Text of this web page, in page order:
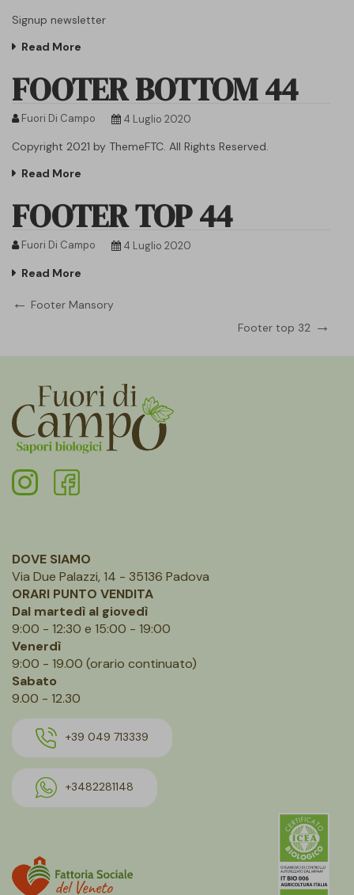
Signup newsletter
Read More
FOOTER BOTTOM 44
Fuori Di Campo 4 Luglio 2020
Copyright 2021 by ThemeFTC. All Rights Reserved.
Read More
FOOTER TOP 44
Fuori Di Campo 4 Luglio 2020
Read More
Navigazione
articoli
Previous
Footer Mansory
Footer top 32
DOVE SIAMO
Via Due Palazzi, 14 - 35136 Padova
ORARI PUNTO VENDITA
Dal martedì al giovedì
9:00 - 12:30 e 15:00 - 19:00
Venerdì
9:00 - 19.00 (orario continuato)
Sabato
9.00 - 12.30
+39 049 713339
+3482281148